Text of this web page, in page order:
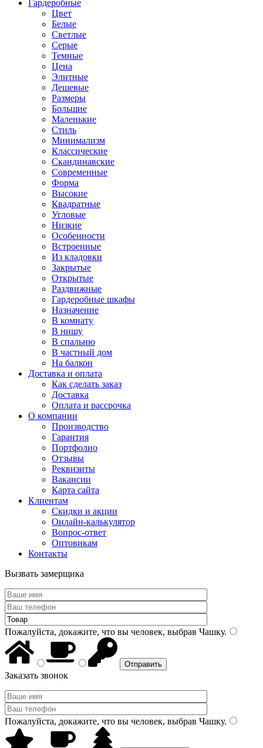
Гардеробные
Цвет
Белые
Светлые
Серые
Темные
Цена
Элитные
Дешевые
Размеры
Большие
Маленькие
Стиль
Минимализм
Классические
Скандинавские
Современные
Форма
Высокие
Квадратные
Угловые
Низкие
Особенности
Встроенные
Из кладовки
Закрытые
Открытые
Раздвижные
Гардеробные шкафы
Назначение
В комнату
В нишу
В спальню
В частный дом
На балкон
Доставка и оплата
Как сделать заказ
Доставка
Оплата и рассрочка
О компании
Производство
Гарантия
Портфолио
Отзывы
Реквизиты
Вакансии
Карта сайта
Клиентам
Скидки и акции
Онлайн-калькулятор
Вопрос-ответ
Оптовикам
Контакты
Вызвать замерщика
Пожалуйста, докажите, что вы человек, выбрав Чашку.
Заказать звонок
Пожалуйста, докажите, что вы человек, выбрав Чашку.